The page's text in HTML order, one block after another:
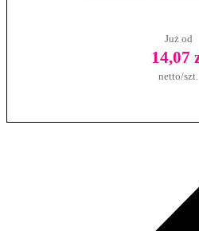
Już od
14,07
netto/szt.